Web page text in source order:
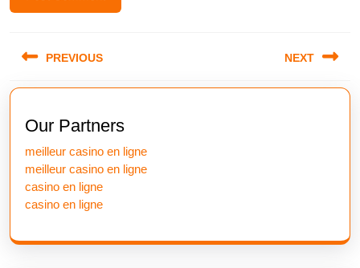
navigation
PREVIOUS
Previous
post:
NEXT
Our Partners
meilleur casino en ligne
meilleur casino en ligne
casino en ligne
casino en ligne